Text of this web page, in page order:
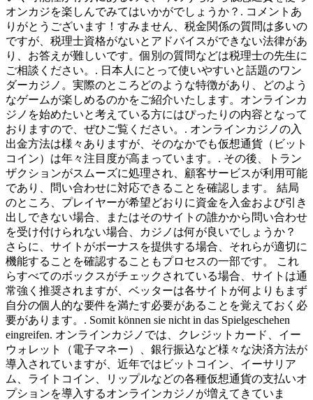
オンカジを楽しんでみてはいかがでしょうか？. コメントあ
りがとうございます！すみません、税金関係の質問は多いの
ですが、税理士資格がないとアドバイスができない法律があ
り、お答えが難しいです。個別の質問などは税理士の先生に
ご相談ください。. 日本人にとって使いやすいと話題のワン
ダーカジノ。実際のところどのような特徴があり、どのよう
なゲームが楽しめるのかをご紹介いたします。オンラインカ
ジノを始めたいと考えている方にはぴったりの内容となって
おりますので、ぜひご覧ください。. オンラインカジノの入
出金方法は様々ありますが、そのなかでも仮想通貨（ビット
コイン）は年々注目度が高まっています。. その後、トラン
ザクションがスムーズに処理され、顧客サービスが利用可能
であり、問い合わせに対応できることを確認します。 結局
のところ、プレイヤーが希望どおりに資金を入金および引き
出しできない場合、またはそのサイトの誰かから問い合わせ
を受け付けられない場合、カジノは何が良いでしょうか？
さらに、サイトがボーナスを提供する場合、それらが適切に
機能することを確認することもプロセスの一部です。 これ
らすべてのボックスがチェックされている場合、サイトは通
常強く推奨されますが、ベッターは各サイトが何よりもまず
自分の個人的な要件を満たす必要があることを覚えておく必
要があります。. Somit können sie nicht in das Spielgeschehen
eingreifen. オンラインカジノでは、クレジットカード、イー
ウォレット（電子マネー）、銀行振込など様々な決済方法が
導入されていますが、近年ではビットコイン、イーサリア
ム、ライトコイン、リップルなどの各種仮想通貨の支払いオ
プションを導入するオンラインカジノが増えてきていま